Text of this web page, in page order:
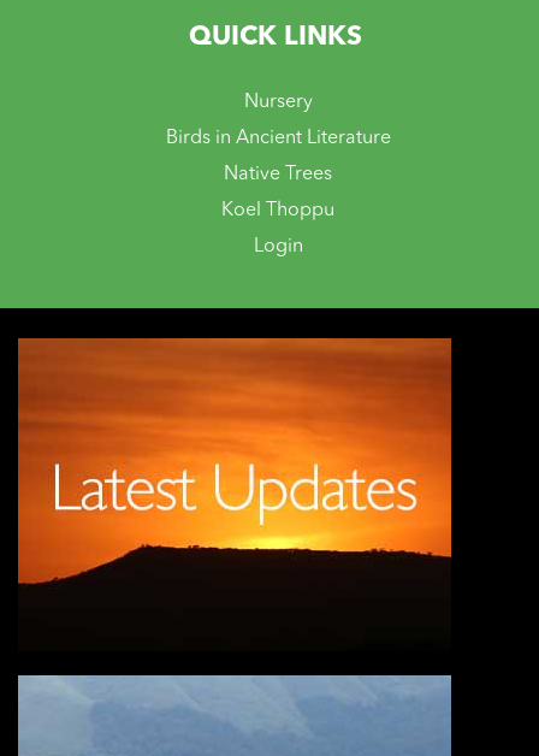
QUICK LINKS
Nursery
Birds in Ancient Literature
Native Trees
Koel Thoppu
Login